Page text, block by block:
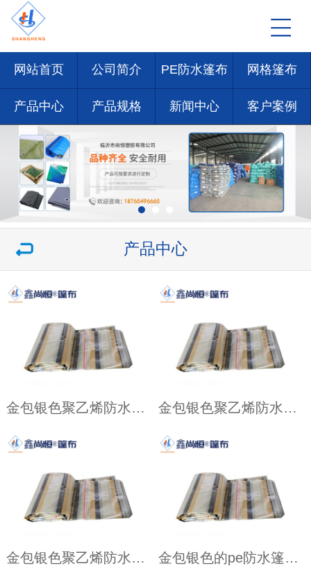
网站首页 公司简介 PE防水篷布 网格篷布
产品中心 产品规格 新闻中心 客户案例
产品中心
金包银色聚乙烯防水篷布4.87米×6.09米克重119g 金包银色聚乙烯防水篷布12.19×12.19米克重117g
金包银色聚乙烯防水篷布3.66×5.49米克重137g 金包银色的pe防水篷布厂家